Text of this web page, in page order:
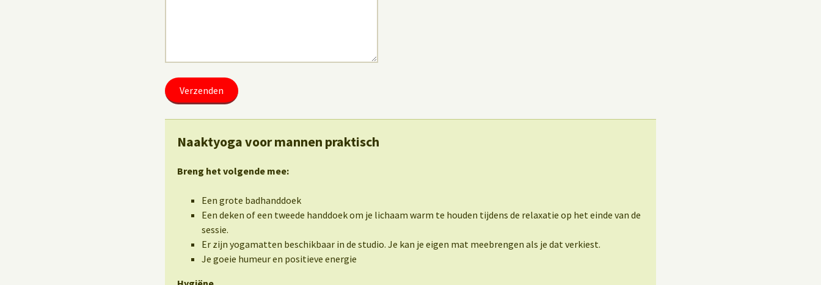
Naaktyoga voor mannen praktisch
Breng het volgende mee:
Een grote badhanddoek
Een deken of een tweede handdoek om je lichaam warm te houden tijdens de relaxatie op het einde van de
sessie.
Er zijn yogamatten beschikbaar in de studio. Je kan je eigen mat meebrengen als je dat verkiest.
Je goeie humeur en positieve energie